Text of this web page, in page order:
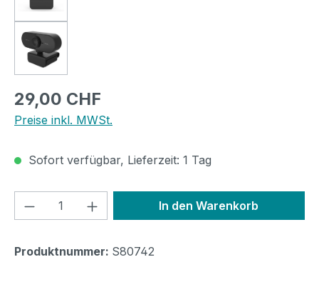
Regulärer Preis:
29,00 CHF
Preise inkl. MWSt.
Sofort verfügbar, Lieferzeit: 1 Tag
Produkt Anzahl: Gib denIn den Warenkorb
Produktnummer: S80742